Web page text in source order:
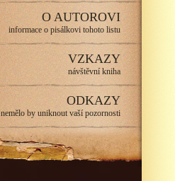
O AUTOROVI
informace o pisálkovi tohoto listu
VZKAZY
návštěvní kniha
ODKAZY
nemělo by uniknout vaší pozornosti